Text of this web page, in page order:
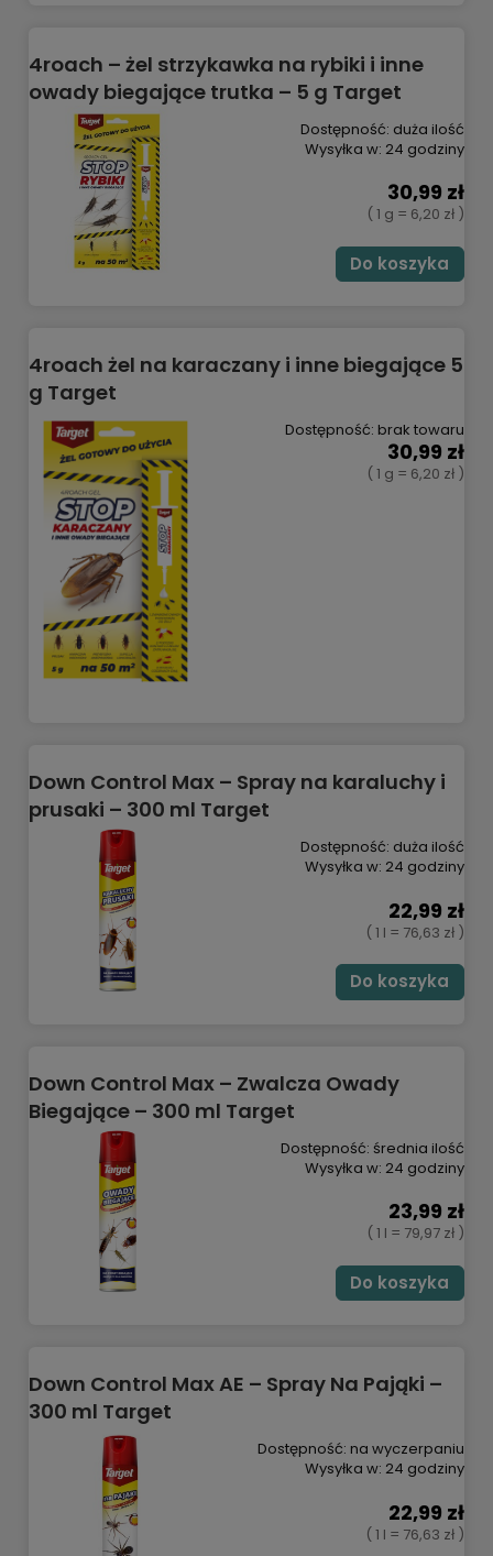
4roach – żel strzykawka na rybiki i inne
owady biegające trutka – 5 g Target
Dostępność: duża ilość
Wysyłka w: 24 godziny
30,99 zł
( 1 g = 6,20 zł )
Do koszyka
4roach żel na karaczany i inne biegające 5
g Target
Dostępność: brak towaru
30,99 zł
( 1 g = 6,20 zł )
Down Control Max – Spray na karaluchy i
prusaki – 300 ml Target
Dostępność: duża ilość
Wysyłka w: 24 godziny
22,99 zł
( 1 l = 76,63 zł )
Do koszyka
Down Control Max – Zwalcza Owady
Biegające – 300 ml Target
Dostępność: średnia ilość
Wysyłka w: 24 godziny
23,99 zł
( 1 l = 79,97 zł )
Do koszyka
Down Control Max AE – Spray Na Pająki –
300 ml Target
Dostępność: na wyczerpaniu
Wysyłka w: 24 godziny
22,99 zł
( 1 l = 76,63 zł )